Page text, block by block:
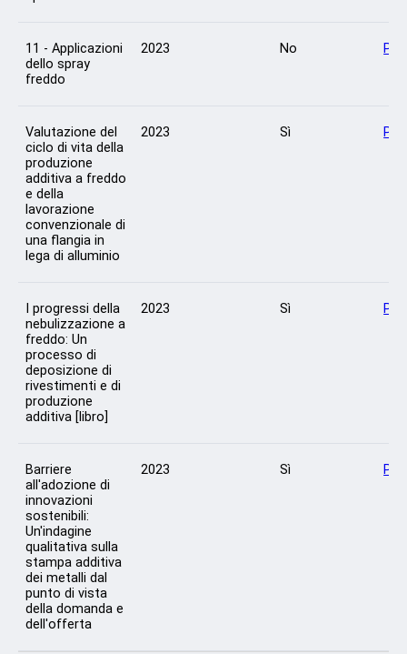
11 - Applicazioni
dello spray
freddo
2023 No
Valutazione del
ciclo di vita della
produzione
additiva a freddo
e della
lavorazione
convenzionale di
una flangia in
lega di alluminio
2023 Sì
I progressi della
nebulizzazione a
freddo: Un
processo di
deposizione di
rivestimenti e di
produzione
additiva [libro]
2023 Sì
Barriere
all'adozione di
innovazioni
sostenibili:
Un'indagine
qualitativa sulla
stampa additiva
dei metalli dal
punto di vista
della domanda e
dell'offerta
2023 Sì